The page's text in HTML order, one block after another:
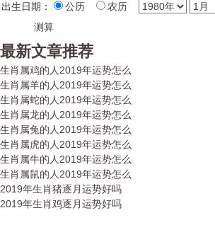
出生日期： 公历 农历
最新文章推荐
生肖属鸡的人2019年运势怎么
生肖属羊的人2019年运势怎么
生肖属蛇的人2019年运势怎么
生肖属龙的人2019年运势怎么
生肖属兔的人2019年运势怎么
生肖属虎的人2019年运势怎么
生肖属牛的人2019年运势怎么
生肖属鼠的人2019年运势怎么
2019年生肖猪逐月运势好吗
2019年生肖鸡逐月运势好吗